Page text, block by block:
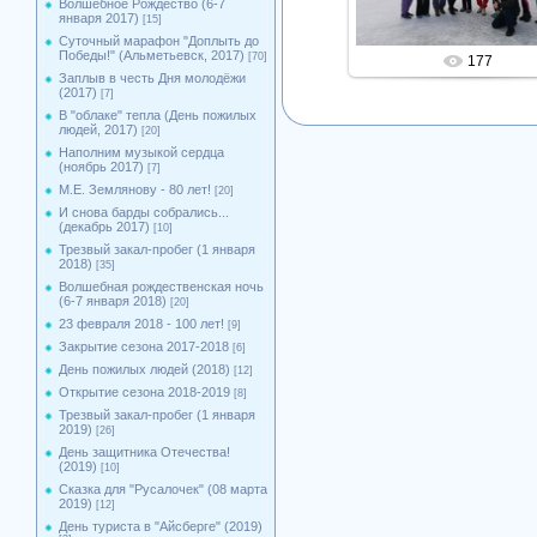
Волшебное Рождество (6-7
января 2017) [15]
Суточный марафон "Доплыть до
Победы!" (Альметьевск, 2017) [70]
Заплыв в честь Дня молодёжи
(2017) [7]
В "облаке" тепла (День пожилых
людей, 2017) [20]
Наполним музыкой сердца
(ноябрь 2017) [7]
М.Е. Землянову - 80 лет! [20]
И снова барды собрались...
(декабрь 2017) [10]
Трезвый закал-пробег (1 января
2018) [35]
Волшебная рождественская ночь
(6-7 января 2018) [20]
23 февраля 2018 - 100 лет! [9]
Закрытие сезона 2017-2018 [6]
День пожилых людей (2018) [12]
Открытие сезона 2018-2019 [8]
Трезвый закал-пробег (1 января
2019) [26]
День защитника Отечества!
(2019) [10]
Сказка для "Русалочек" (08 марта
2019) [12]
День туриста в "Айсберге" (2019)
177